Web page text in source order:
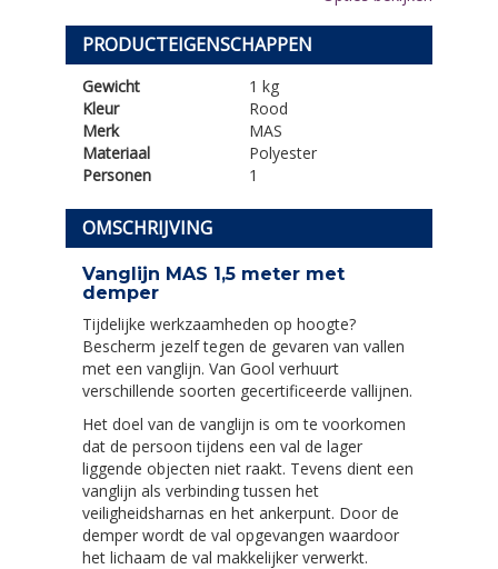
PRODUCTEIGENSCHAPPEN
Gewicht
1 kg
Kleur
Rood
Merk
MAS
Materiaal
Polyester
Personen
1
OMSCHRIJVING
Vanglijn MAS 1,5 meter met
demper
Tijdelijke werkzaamheden op hoogte?
Bescherm jezelf tegen de gevaren van vallen
met een vanglijn. Van Gool verhuurt
verschillende soorten gecertificeerde vallijnen.
Het doel van de vanglijn is om te voorkomen
dat de persoon tijdens een val de lager
liggende objecten niet raakt. Tevens dient een
vanglijn als verbinding tussen het
veiligheidsharnas en het ankerpunt. Door de
demper wordt de val opgevangen waardoor
het lichaam de val makkelijker verwerkt.